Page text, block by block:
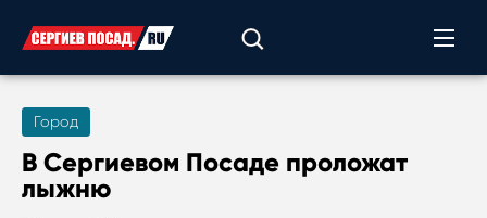
Город
В Сергиевом Посаде проложат
лыжню